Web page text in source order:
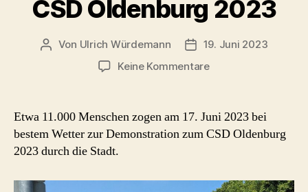
CSD Oldenburg 2023
Beitragsautor
Von Ulrich Würdemann Beitragsdatum
19. Juni 2023
Keine Kommentarezu
2023
Etwa 11.000 Menschen zogen am 17. Juni 2023 bei
bestem Wetter zur Demonstration zum CSD Oldenburg
2023 durch die Stadt.